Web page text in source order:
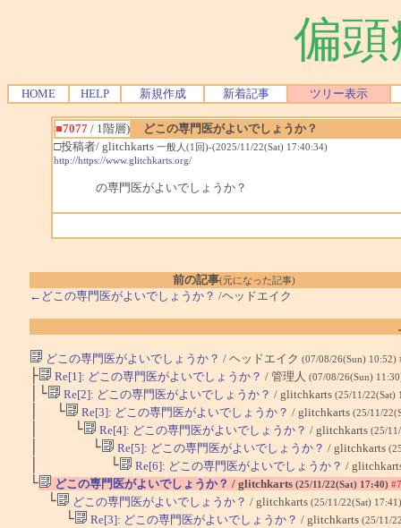
偏
HOME HELP 新規作成 新着記事 ツリー表示
■7077/ 1階層)
どこの専門医がよいでしょうか？
□投稿者/ glitchkarts 一般人(1回)-(2025/11/22(Sat) 17:40:34)
http://https://www.glitchkarts.org/
の専門医がよいでしょうか？
前の記事(元になった記事)
←どこの専門医がよいでしょうか？ /ヘッドエイク
どこの専門医がよいでしょうか？ / ヘッドエイク (07/08/26(Sun) 10:52)
├ Re[1]: どこの専門医がよいでしょうか？ / 管理人 (07/08/26(Sun)
│└ Re[2]: どこの専門医がよいでしょうか？ / glitchkarts (25/11/22(Sat)
│ └ Re[3]: どこの専門医がよいでしょうか？ / glitchkarts (25/11/
│ └ Re[4]: どこの専門医がよいでしょうか？ / glitchkarts (25/
│ └ Re[5]: どこの専門医がよいでしょうか？ / glitchkarts
│ └ Re[6]: どこの専門医がよいでしょうか？ /
└ どこの専門医がよいでしょうか？ / glitchkarts (25/11/22(Sat) 17:40)
└ どこの専門医がよいでしょうか？ / glitchkarts (25/11/22(Sat)
└ Re[3]: どこの専門医がよいでしょうか？ / glitchkarts (25/11/